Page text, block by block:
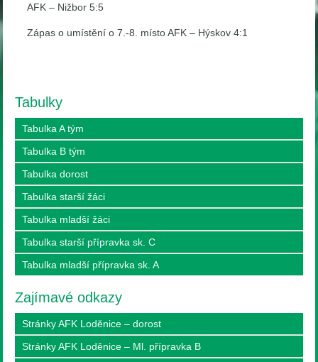
AFK – Nižbor 5:5
Zápas o umístění o 7.-8. místo AFK – Hýskov 4:1
Tabulky
Tabulka A tým
Tabulka B tým
Tabulka dorost
Tabulka starší žáci
Tabulka mladší žáci
Tabulka starší přípravka sk. C
Tabulka mladší přípravka sk. A
Zajímavé odkazy
Stránky AFK Loděnice – dorost
Stránky AFK Loděnice – Ml. přípravka B